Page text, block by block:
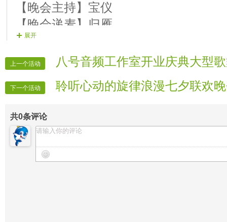
【晚会主持】宝仪
【晚会递麦】归雁
【晚会片花】小月 相依 冰块
【晚会广播】美人 清楚
【晚会安保】房间所有男管理
【晚会迎宾】所有房间女管理
展开
上一个活动 八号音频工作室开业庆典大型
下一个活动 聆听心动的旋律浪漫七夕联欢
共0条评论